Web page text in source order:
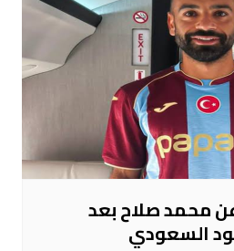
محمد صلاح بعد
السعودي